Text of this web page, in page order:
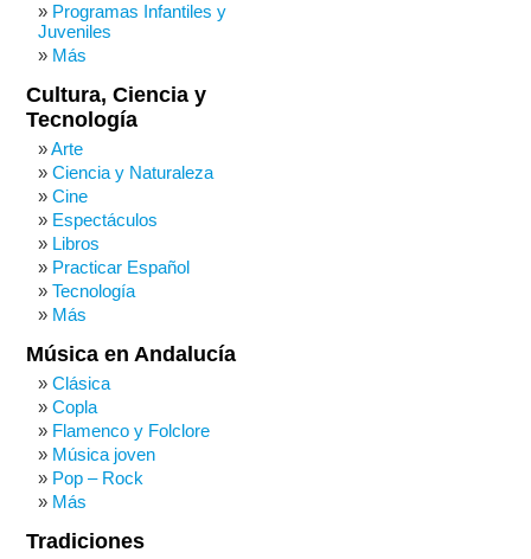
Programas Infantiles y
Juveniles
Más
Cultura, Ciencia y
Tecnología
Arte
Ciencia y Naturaleza
Cine
Espectáculos
Libros
Practicar Español
Tecnología
Más
Música en Andalucía
Clásica
Copla
Flamenco y Folclore
Música joven
Pop – Rock
Más
Tradiciones